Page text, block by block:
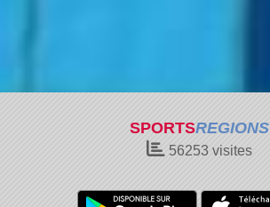
SPORTSREGIONS
56253visites